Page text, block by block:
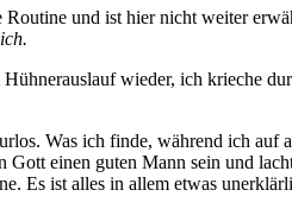
und ist hier nicht weiter
wieder, ich krieche
Was ich finde, während ich
einen guten Mann sein und
Es ist alles in allem etwas